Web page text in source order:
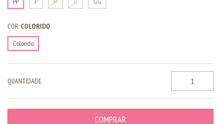
COR: COLORIDO
Colorido
QUANTIDADE